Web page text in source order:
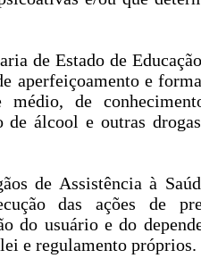
de Estado de
aperfeiçoamento e
de
de álcool e outras
de Assistência à
das ações de
do usuário e do
e regulamento próprios.